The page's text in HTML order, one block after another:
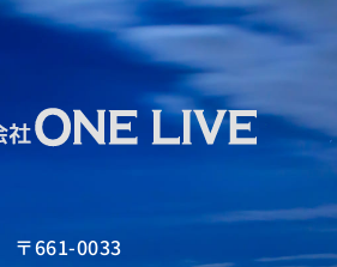
〒661-0033